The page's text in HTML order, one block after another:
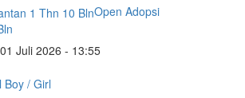
Open Adopsi
01 Juli 2026 - 13:55
Boy / Girl